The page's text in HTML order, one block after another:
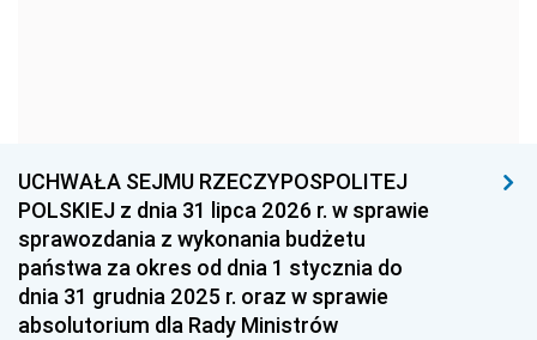
1954 1953 1952
1951 1950
1948 1947 1946
1939 1938
UCHWAŁA SEJMU RZECZYPOSPOLITEJ
POLSKIEJ z dnia 31 lipca 2026 r. w sprawie
sprawozdania z wykonania budżetu
państwa za okres od dnia 1 stycznia do
dnia 31 grudnia 2025 r. oraz w sprawie
absolutorium dla Rady Ministrów